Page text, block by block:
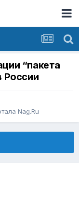
“пакета
России
Nag.Ru